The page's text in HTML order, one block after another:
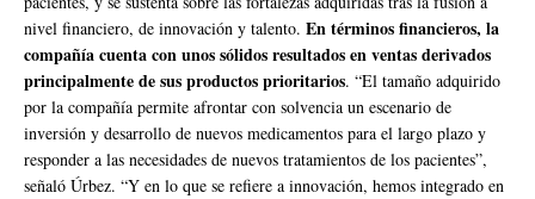
nivel financiero, de innovación y talento. En términos financieros, la
compañía cuenta con unos sólidos resultados en ventas derivados
principalmente de sus productos prioritarios. “El tamaño adquirido
por la compañía permite afrontar con solvencia un escenario de
inversión y desarrollo de nuevos medicamentos para el largo plazo y
responder a las necesidades de nuevos tratamientos de los pacientes”,
señaló Úrbez. “Y en lo que se refiere a innovación, hemos integrado en